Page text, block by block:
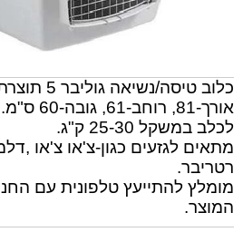
כלוב טיסה/נשיאה גוליבר 5 תוצרת סטפנפלסט, איטליה.
אורך-81, רוחב-61, גובה-60 ס"מ.
לכלב במשקל 25-30 ק"ג.
מתאים לגזעים כגון-צ'או צ'או
רטריבר.
מומלץ להתייעץ טלפונית עם
המוצר.